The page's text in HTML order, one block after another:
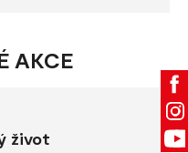
AKCE
život